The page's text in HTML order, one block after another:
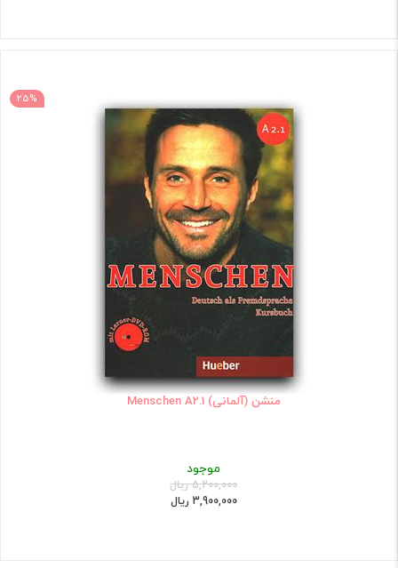
25%
منشن (آلمانی) Menschen A2.1
موجود
5,200,000 ریال
3,900,000 ریال